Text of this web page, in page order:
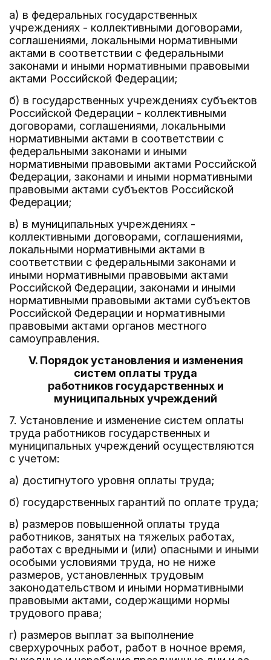
а) в федеральных государственных
учреждениях - коллективными договорами,
соглашениями, локальными нормативными
актами в соответствии с федеральными
законами и иными нормативными правовыми
актами Российской Федерации;
б) в государственных учреждениях субъектов
Российской Федерации - коллективными
договорами, соглашениями, локальными
нормативными актами в соответствии с
федеральными законами и иными
нормативными правовыми актами Российской
Федерации, законами и иными нормативными
правовыми актами субъектов Российской
Федерации;
в) в муниципальных учреждениях -
коллективными договорами, соглашениями,
локальными нормативными актами в
соответствии с федеральными законами и
иными нормативными правовыми актами
Российской Федерации, законами и иными
нормативными правовыми актами субъектов
Российской Федерации и нормативными
правовыми актами органов местного
самоуправления.
V. Порядок установления и изменения
систем оплаты труда
работников государственных и
муниципальных учреждений
7. Установление и изменение систем оплаты
труда работников государственных и
муниципальных учреждений осуществляются
с учетом:
а) достигнутого уровня оплаты труда;
б) государственных гарантий по оплате труда;
в) размеров повышенной оплаты труда
работников, занятых на тяжелых работах,
работах с вредными и (или) опасными и иными
особыми условиями труда, но не ниже
размеров, установленных трудовым
законодательством и иными нормативными
правовыми актами, содержащими нормы
трудового права;
г) размеров выплат за выполнение
сверхурочных работ, работ в ночное время,